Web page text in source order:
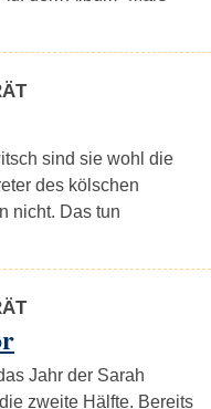
sind sie wohl die
des kölschen
nicht. Das tun
Jahr der Sarah
zweite Hälfte. Bereits